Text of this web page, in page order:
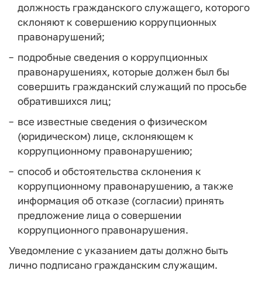
должность гражданского служащего, которого
склоняют к совершению коррупционных
правонарушений;
подробные сведения о коррупционных
правонарушениях, которые должен был бы
совершить гражданский служащий по просьбе
обратившихся лиц;
все известные сведения о физическом
(юридическом) лице, склоняющем к
коррупционному правонарушению;
способ и обстоятельства склонения к
коррупционному правонарушению, а также
информация об отказе (согласии) принять
предложение лица о совершении
коррупционного правонарушения.
Уведомление с указанием даты должно быть
лично подписано гражданским служащим.